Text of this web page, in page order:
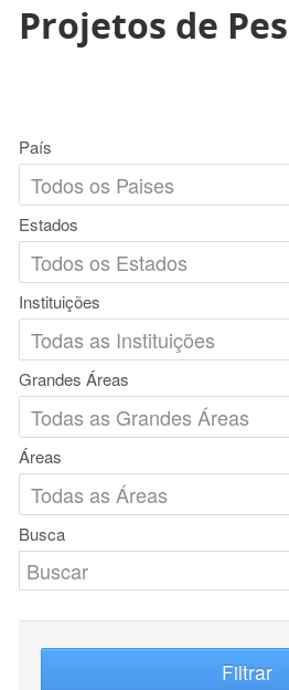
Projetos de
País
Estados
Instituições
Grandes Áreas
Áreas
Busca
Filtrar